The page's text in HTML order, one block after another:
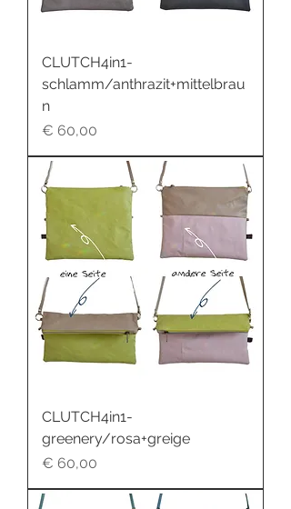
CLUTCH4in1-
schlamm/anthrazit+mittelbrau
n
Preis
€ 60,00
CLUTCH4in1-
greenery/rosa+greige
Preis
€ 60,00